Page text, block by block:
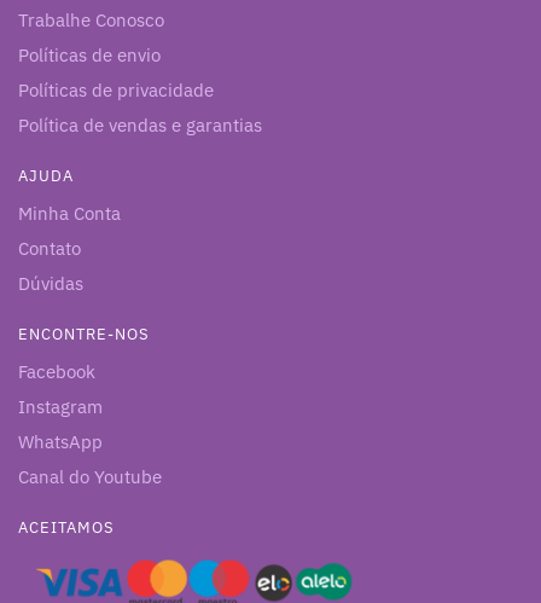
Trabalhe Conosco
Políticas de envio
Políticas de privacidade
Política de vendas e garantias
AJUDA
Minha Conta
Contato
Dúvidas
ENCONTRE-NOS
Facebook
Instagram
WhatsApp
Canal do Youtube
ACEITAMOS